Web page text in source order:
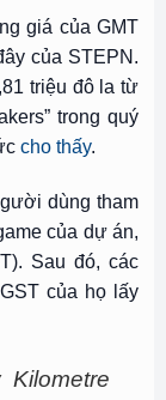
giá của GMT
của STEPN.
triệu đô la từ
trong quý
cho thấy.
dùng tham
của dự án,
Sau đó, các
của họ lấy